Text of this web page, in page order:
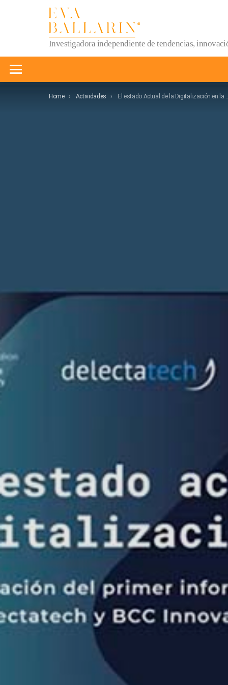
Investigadora independiente de tendencias,
You are here:
Home Actividades El estado Actual de la Digitalización en la Hostelería